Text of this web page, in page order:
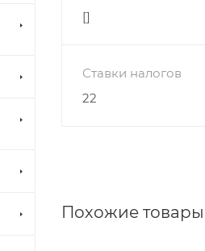
[]
Ставки налогов
22
Похожие товары